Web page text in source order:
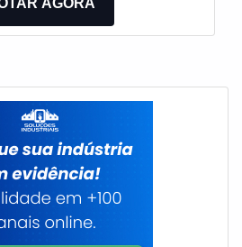
pela segurança, qualificações
a empresa possuir escritório
de equipe multidisciplinar de
e profissionais com vasta
de atuação, comprova sua
melhor para todos os clientes.
AGORA